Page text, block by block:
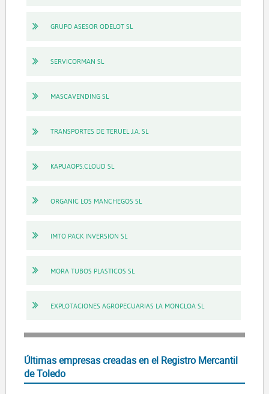
GRUPO ASESOR ODELOT SL
SERVICORMAN SL
MASCAVENDING SL
TRANSPORTES DE TERUEL J.A. SL
KAPUAOPS.CLOUD SL
ORGANIC LOS MANCHEGOS SL
IMTO PACK INVERSION SL
MORA TUBOS PLASTICOS SL
EXPLOTACIONES AGROPECUARIAS LA MONCLOA SL
Últimas empresas creadas en el Registro Mercantil
de Toledo